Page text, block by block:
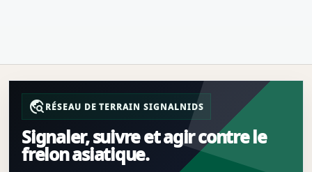
travel_exploreRÉSEAU DE TERRAIN SIGNALNIDS
Signaler, suivre et agir contre le
frelon asiatique.